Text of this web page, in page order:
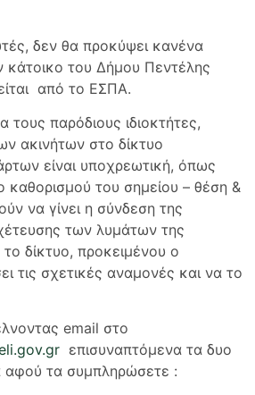
δεν θα προκύψει κανένα
κάτοικο του Δήμου Πεντέλης
από το ΕΣΠΑ.
παρόδιους ιδιοκτήτες,
ακινήτων στο δίκτυο
είναι υποχρεωτική, όπως
καθορισμού του σημείου – θέση &
να γίνει η σύνδεση της
των λυμάτων της
το δίκτυο, προκειμένου ο
τις σχετικές αναμονές και να το
email στο
επισυναπτόμενα τα δυο
τα συμπληρώσετε :